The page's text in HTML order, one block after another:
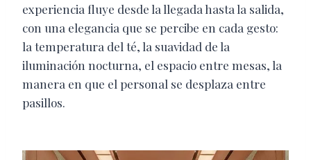
experiencia fluye desde la llegada hasta la salida,
con una elegancia que se percibe en cada gesto:
la temperatura del té, la suavidad de la
iluminación nocturna, el espacio entre mesas, la
manera en que el personal se desplaza entre
pasillos.